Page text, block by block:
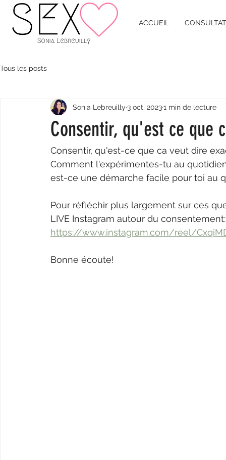
ACCUEIL
Tous les posts
Consentir, qu'est ce que
Sonia Lebreuilly 3 oct. 20231 min de lecture
Consentir, qu'est-ce que ca veut dire
Comment l'expérimentes-tu au
est-ce une démarche facile pour toi au
Pour réfléchir plus largement sur ces
LIVE Instagram autour du
https://www.instagram.com/reel/
Bonne écoute!